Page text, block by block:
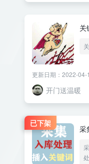
关
更新日期：2022-04-
开门送温暖
已下架
采